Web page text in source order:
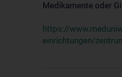
Medikamente oder
https://
einrichtungen/